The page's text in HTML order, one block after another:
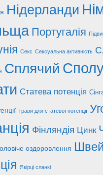
Нідерланди
Португалія
Секс Сексуальна активність
Сплячий
Статева потенція
Трави для статевої потенції
Фінляндія Цинк
оздоровлення
Якірці сланкі